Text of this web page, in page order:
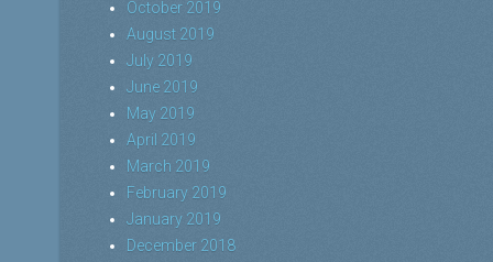
October 2019
August 2019
July 2019
June 2019
May 2019
April 2019
March 2019
February 2019
January 2019
December 2018